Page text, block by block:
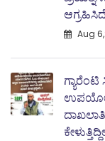
Aug
ಗ್ಯಾರೆಂಟಿ